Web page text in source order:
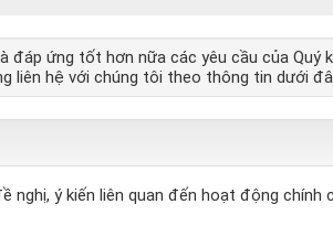
đáp ứng tốt hơn nữa các yêu cầu của
liên hệ với chúng tôi theo thông tin dưới
nghị, ý kiến liên quan đến hoạt động chính